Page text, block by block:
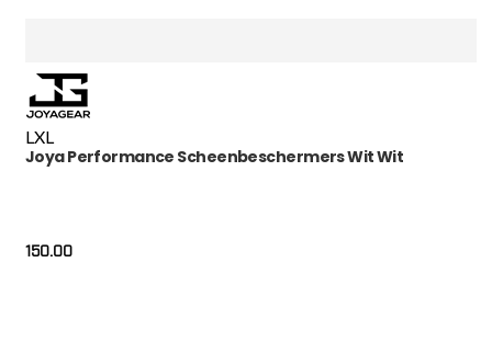
LXL
Joya Performance Scheenbeschermers Wit Wit
150.00